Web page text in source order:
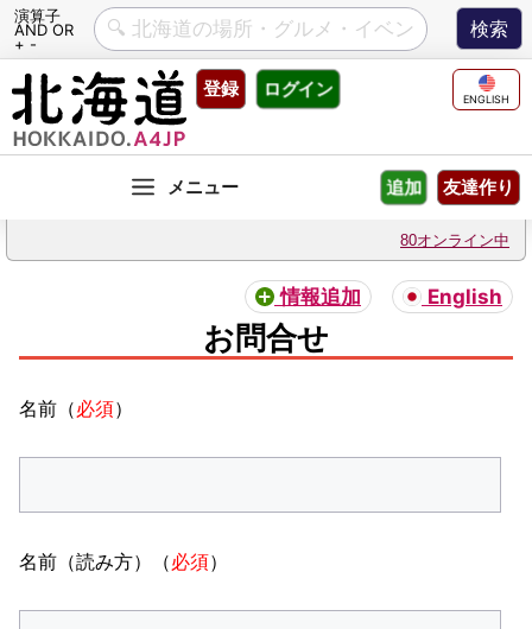
演算子
AND OR
+ -
Skip
content
登録 ログイン ENGLISH
友達作り
追加
80オンライン中
情報追加 English
お問合せ
名前（必須）
名前（読み方）（必須）